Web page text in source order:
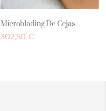
Microblading De Cejas
302,50 €